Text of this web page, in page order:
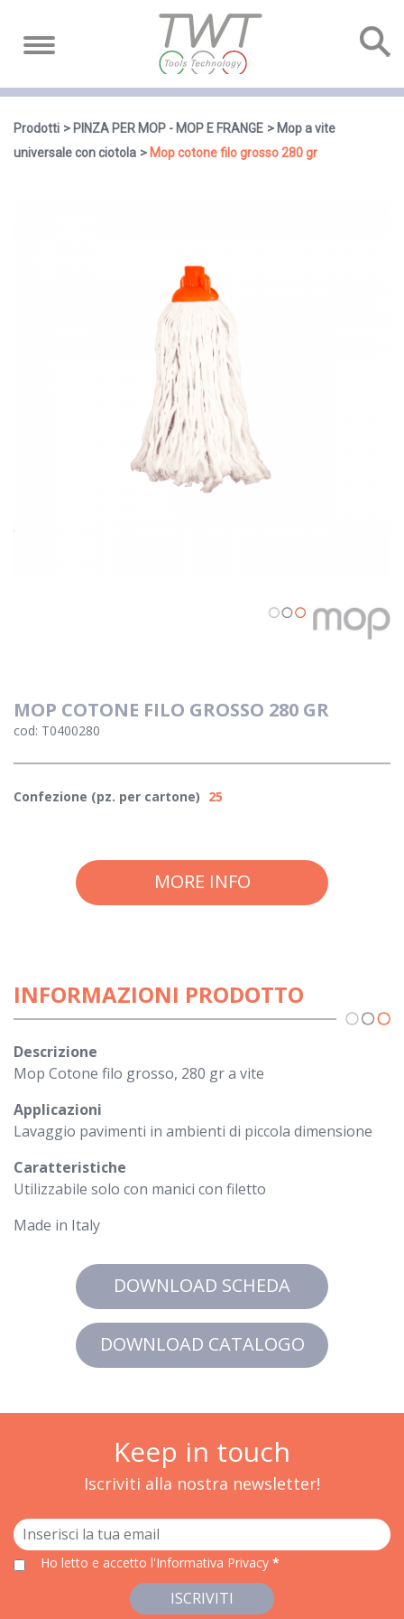
Prodotti PINZA PER MOP - MOP E FRANGE
Mop a vite
universale con ciotola
Mop cotone filo grosso 280 gr
MOP COTONE FILO GROSSO 280 GR
cod: T0400280
Confezione (pz. per cartone) 25
MORE INFO
INFORMAZIONI PRODOTTO
Descrizione
Mop Cotone filo grosso, 280 gr a vite
Applicazioni
Lavaggio pavimenti in ambienti di piccola dimensione
Caratteristiche
Utilizzabile solo con manici con filetto
Made in Italy
DOWNLOAD SCHEDA
DOWNLOAD CATALOGO
Keep in touch
Iscriviti alla nostra newsletter!
ISCRIVITI
Ho letto e accetto l'Informativa Privacy *